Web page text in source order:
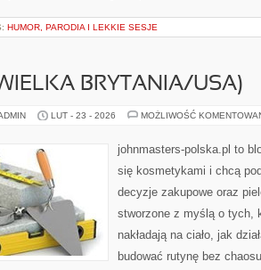
HUMOR, PARODIA I LEKKIE SESJE
BRYTANIA/USA)
LUT - 23 - 2026 MOŻLIWOŚĆ
johnmasters-polska.pl to
się kosmetykami i chcą
decyzje zakupowe oraz
stworzone z myślą o tych,
nakładają na ciało, jak
budować rutynę bez